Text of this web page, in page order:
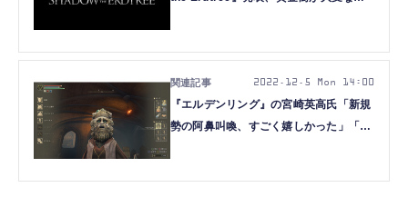
『エルデンリング』の宮崎英高氏「新規
勢の阿鼻叫喚、すごく嬉しかった」「作
2022.12.5 Mon 14:00